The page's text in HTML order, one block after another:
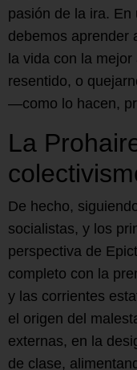
pasión de la ira.
debemos aprender
la vida con la
resentido, o
—como lo hacen,
La
De hecho,
socialistas, y los
perspectiva de
completo con la
y las corrientes
el origen del
externas, en la
de clase,